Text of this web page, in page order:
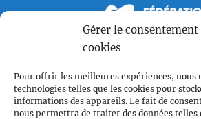
Gérer le consentement
cookies
Pour offrir les meilleures expériences, nous
technologies telles que les cookies pour
informations des appareils. Le fait de
nous permettra de traiter des données